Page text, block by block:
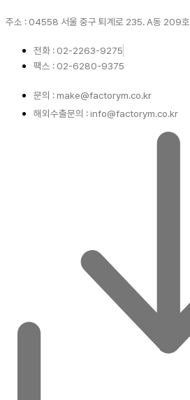
주소 : 04558 서울 중구 퇴계로 235. A동 209호
전화 : 02-2263-9275
팩스 : 02-6280-9375
문의 : make@factorym.co.kr
해외수출문의 : info@factorym.co.kr